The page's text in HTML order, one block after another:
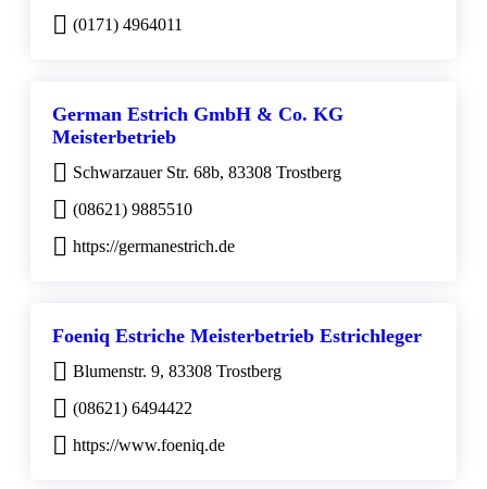
(0171) 4964011
German Estrich GmbH & Co. KG
Meisterbetrieb
Schwarzauer Str. 68b, 83308 Trostberg
(08621) 9885510
https://germanestrich.de
Foeniq Estriche Meisterbetrieb Estrichleger
Blumenstr. 9, 83308 Trostberg
(08621) 6494422
https://www.foeniq.de